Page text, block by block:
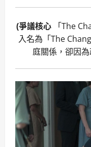
(爭議核心「The
入名為「The
庭關係，卻因